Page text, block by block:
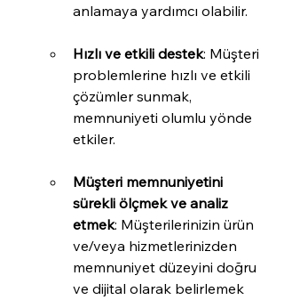
anlamaya yardımcı olabilir.
Hızlı ve etkili destek: Müşteri
problemlerine hızlı ve etkili
çözümler sunmak,
memnuniyeti olumlu yönde
etkiler.
Müşteri memnuniyetini
sürekli ölçmek ve analiz
etmek: Müşterilerinizin ürün
ve/veya hizmetlerinizden
memnuniyet düzeyini doğru
ve dijital olarak belirlemek